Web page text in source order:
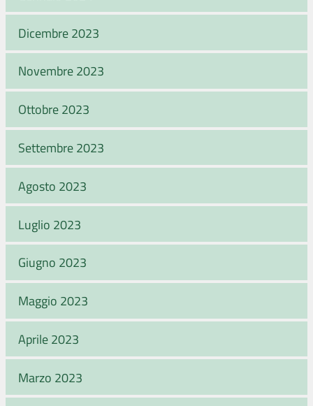
Dicembre 2023
Novembre 2023
Ottobre 2023
Settembre 2023
Agosto 2023
Luglio 2023
Giugno 2023
Maggio 2023
Aprile 2023
Marzo 2023